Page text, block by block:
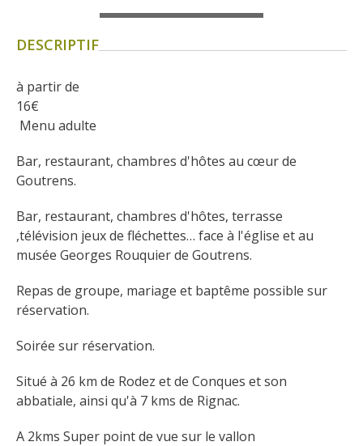
Les marchés et foires
Recettes et produits locaux
Flâner à moins de
Les Plus Beaux Villages de
Les villages de caractère
Le Pays des Bastides du
Les Villes et Pays d'art et
d'histoire
Decazeville-Aubin
l'UNESCO
DESCRIPTIF
à partir de
16€
Menu adulte
Bar, restaurant, chambres d'hôtes au cœur de
Goutrens.
Bar, restaurant, chambres d'hôtes, terrasse
,télévision jeux de fléchettes… face à l'église et au
musée Georges Rouquier de Goutrens.
Repas de groupe, mariage et baptême possible sur
réservation.
Soirée sur réservation.
Situé à 26 km de Rodez et de Conques et son
abbatiale, ainsi qu'à 7 kms de Rignac.
A 2kms Super point de vue sur le vallon